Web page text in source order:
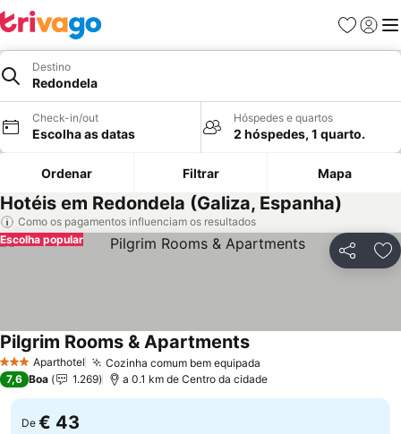
Favoritos
Iniciar
Destino
Redondela
Check-in/out
Escolha as datas
Hóspedes e quartos
2 hóspedes, 1 quarto.
Ordenar Filtrar Mapa
Hotéis em Redondela (Galiza, Espanha)
Como os pagamentos influenciam os resultados
Partilhar
Escolha popular
3 EstrelasAparthotel Cozinha comum bem equipada
Pilgrim Rooms & ApartmentsVer preços
7,6 Boa 1.269 a 0.1 km de Centro da cidade
De € 43